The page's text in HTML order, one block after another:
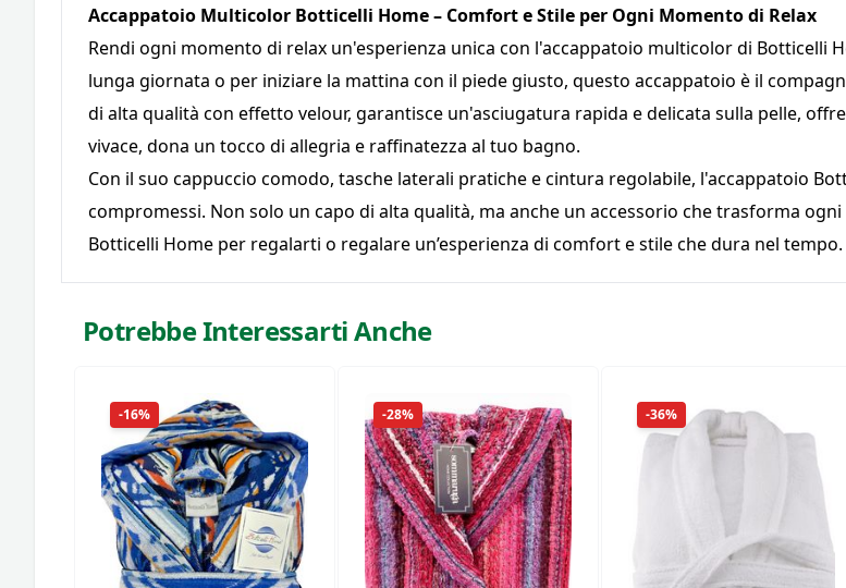
Accappatoio Multicolor Botticelli Home – Comfort e Stile per Ogni Momento di Relax
Rendi ogni momento di relax un'esperienza unica con l'accappatoio multicolor di Botticelli
lunga giornata o per iniziare la mattina con il piede giusto, questo accappatoio è il
di alta qualità con effetto velour, garantisce un'asciugatura rapida e delicata sulla pelle,
vivace, dona un tocco di allegria e raffinatezza al tuo bagno.
Con il suo cappuccio comodo, tasche laterali pratiche e cintura regolabile, l'accappatoio
compromessi. Non solo un capo di alta qualità, ma anche un accessorio che trasforma
Botticelli Home per regalarti o regalare un’esperienza di comfort e stile che dura nel tempo.
Potrebbe Interessarti Anche
-16% -28% -36%